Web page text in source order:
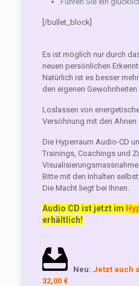
[/bullet_block]
Es ist möglich nur durch
neuen persönlichen
Natürlich ist es besser
den eigenen
Loslassen von
Versöhnung mit den
Die Hyperraum Audio-CD
Trainings, Coachings und
Bitte mit den Inhalten
Die Macht liegt bei Ihnen.
Audio CD ist jetzt im
erhältlich!
Neu: Jetzt auch
32,00 €